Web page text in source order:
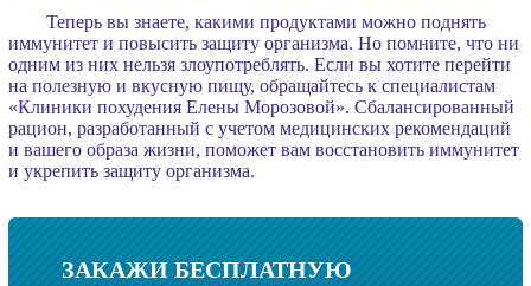
Теперь вы знаете, какими продуктами можно поднять
иммунитет и повысить защиту организма. Но помните, что ни
одним из них нельзя злоупотреблять. Если вы хотите перейти
на полезную и вкусную пищу, обращайтесь к специалистам
«Клиники похудения Елены Морозовой». Сбалансированный
рацион, разработанный с учетом медицинских рекомендаций
и вашего образа жизни, поможет вам восстановить иммунитет
и укрепить защиту организма.
ЗАКАЖИ БЕСПЛАТНУЮ